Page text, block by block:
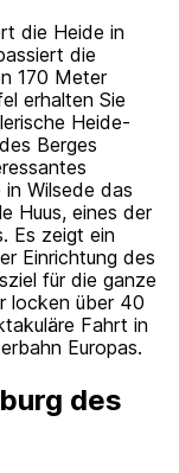
die Heide in
die
170 Meter
erhalten Sie
Heide-
Berges
Wilsede das
Huus, eines der
Es zeigt ein
Einrichtung des
für die ganze
locken über 40
Fahrt in
Europas.
des